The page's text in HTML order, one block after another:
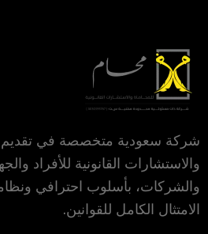
شركة سعودية متخصصة في تقديم
والاستشارات القانونية للأفراد
والشركات، بأسلوب احترافي
الامتثال الكامل للقوانين.